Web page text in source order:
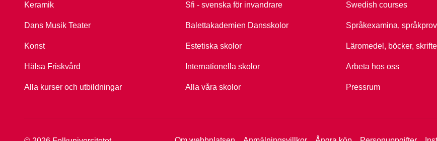
Keramik
Dans Musik Teater
Konst
Hälsa Friskvård
Alla kurser och utbildningar
Sfi - svenska för invandrare
Balettakademien Dansskolor
Estetiska skolor
Internationella skolor
Alla våra skolor
Swedish courses
Språkexamina, språkprov
Läromedel, böcker,
Arbeta hos oss
Pressrum